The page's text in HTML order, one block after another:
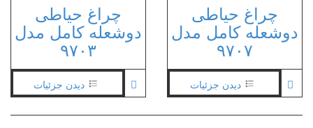
چراغ حیاطی
دوشعله کامل مدل
۹۷۰۳
دیدن جزئیات
چراغ حیاطی
دوشعله کامل مدل
۹۷۰۷
دیدن جزئیات